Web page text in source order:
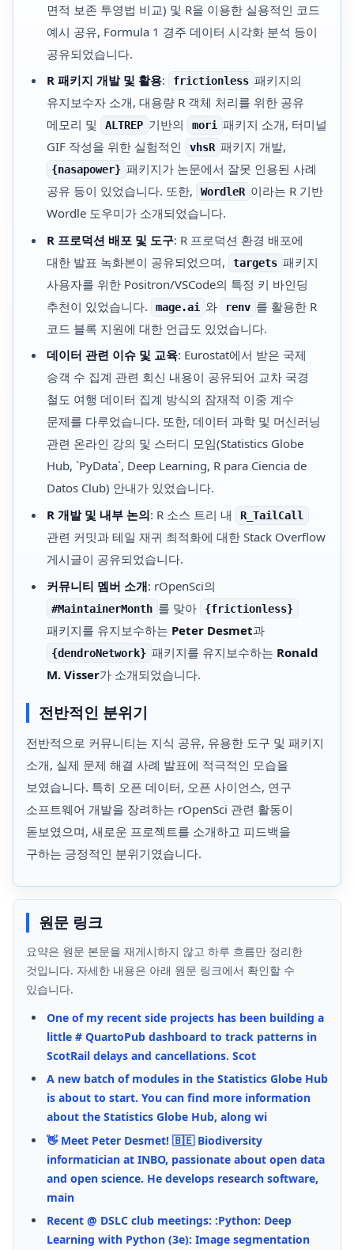
면적 보존 투영법 비교) 및 R을 이용한 실용적인 코드
예시 공유, Formula 1 경주 데이터 시각화 분석 등이
공유되었습니다.
R 패키지 개발 및 활용: frictionless 패키지의
유지보수자 소개, 대용량 R 객체 처리를 위한 공유
메모리 및
ALTREP 기반의 mori 패키지 소개, 터미널
GIF 작성을 위한 실험적인
vhsR 패키지 개발,
{nasapower} 패키지가 논문에서 잘못 인용된 사례
공유 등이 있었습니다. 또한,
WordleR 이라는 R 기반
Wordle 도우미가 소개되었습니다.
R 프로덕션 배포 및 도구: R 프로덕션 환경 배포에
대한 발표 녹화본이 공유되었으며,
targets 패키지
사용자를 위한 Positron/VSCode의 특정 키 바인딩
추천이 있었습니다.
mage.ai 와 renv 를 활용한 R
코드 블록 지원에 대한 언급도 있었습니다.
데이터 관련 이슈 및 교육: Eurostat에서 받은 국제
승객 수 집계 관련 회신 내용이 공유되어 교차 국경
철도 여행 데이터 집계 방식의 잠재적 이중 계수
문제를 다루었습니다. 또한, 데이터 과학 및 머신러닝
관련 온라인 강의 및 스터디 모임(Statistics Globe
Hub, `PyData`, Deep Learning, R para Ciencia de
Datos Club) 안내가 있었습니다.
R 개발 및 내부 논의: R 소스 트리 내 R_TailCall
관련 커밋과 테일 재귀 최적화에 대한 Stack Overflow
게시글이 공유되었습니다.
커뮤니티 멤버 소개: rOpenSci의
#MaintainerMonth 를 맞아 {frictionless}
패키지를 유지보수하는 Peter Desmet과
{dendroNetwork} 패키지를 유지보수하는 Ronald
M. Visser가 소개되었습니다.
전반적인 분위기
전반적으로 커뮤니티는 지식 공유, 유용한 도구 및 패키지
소개, 실제 문제 해결 사례 발표에 적극적인 모습을
보였습니다. 특히 오픈 데이터, 오픈 사이언스, 연구
소프트웨어 개발을 장려하는 rOpenSci 관련 활동이
돋보였으며, 새로운 프로젝트를 소개하고 피드백을
구하는 긍정적인 분위기였습니다.
원문 링크
요약은 원문 본문을 재게시하지 않고 하루 흐름만 정리한
것입니다. 자세한 내용은 아래 원문 링크에서 확인할 수
있습니다.
One of my recent side projects has been building a
little # QuartoPub dashboard to track patterns in
ScotRail delays and cancellations. Scot
A new batch of modules in the Statistics Globe Hub
is about to start. You can find more information
about the Statistics Globe Hub, along wi
👋 Meet Peter Desmet! 🇧🇪 Biodiversity
informatician at INBO, passionate about open data
and open science. He develops research software,
main
Recent @ DSLC club meetings: :Python: Deep
Learning with Python (3e): Image segmentation